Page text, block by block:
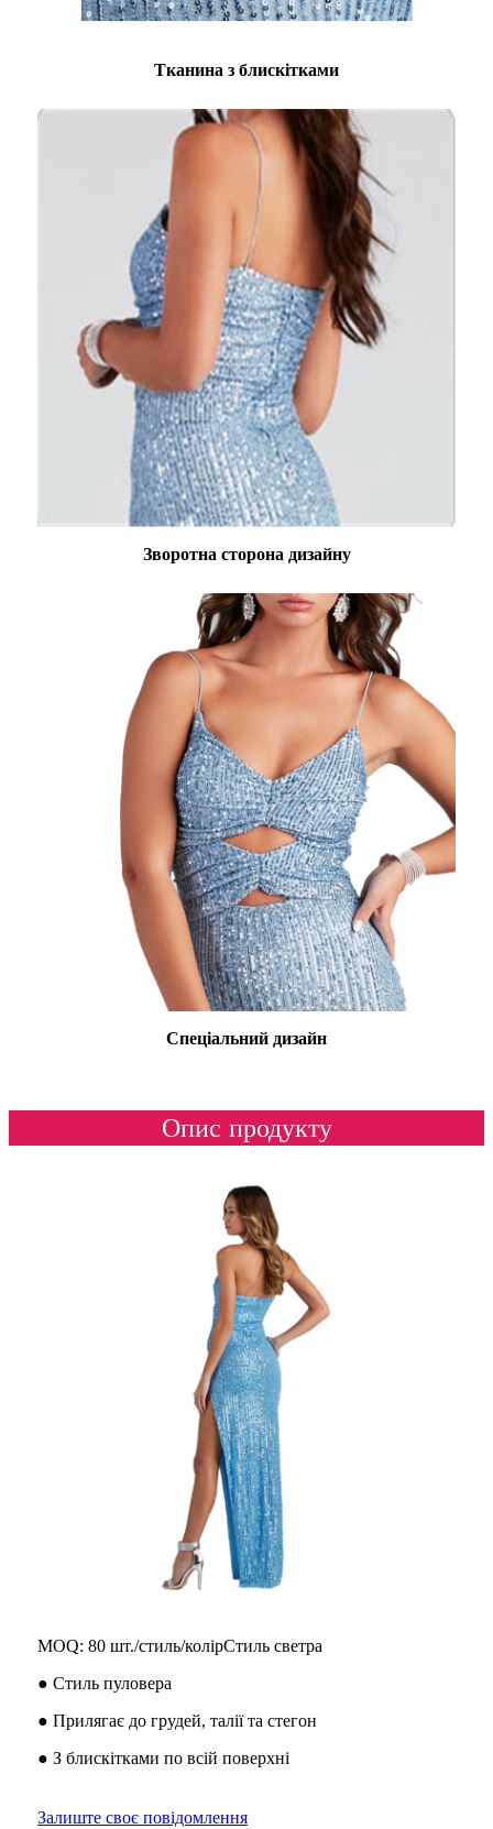
Тканина з блискітками
Зворотна сторона дизайну
Спеціальний дизайн
Опис продукту
MOQ: 80 шт./стиль/колірСтиль светра
● Стиль пуловера
● Прилягає до грудей, талії та стегон
● З блискітками по всій поверхні
Залиште своє повідомлення